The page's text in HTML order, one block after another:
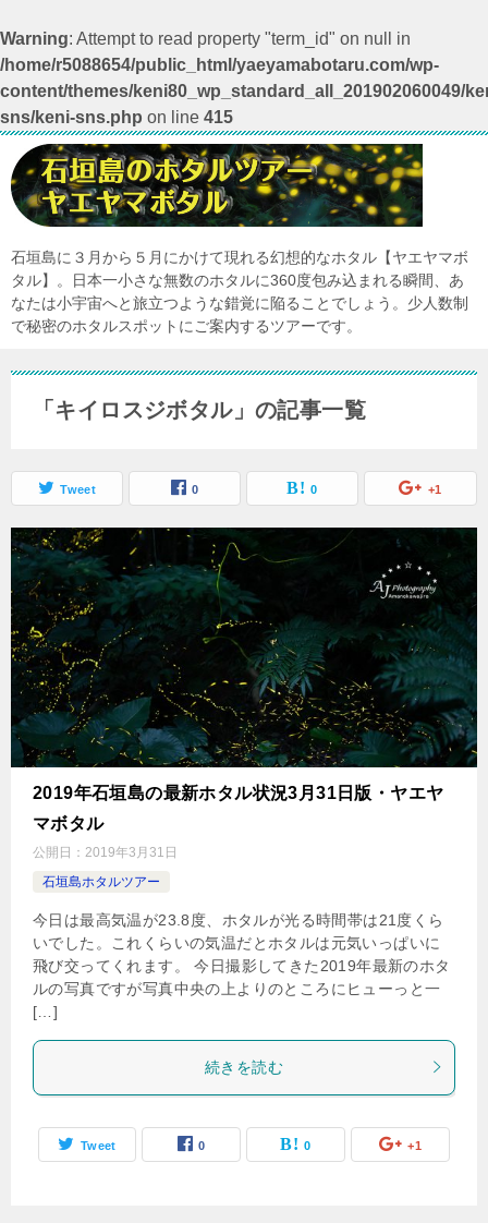
Warning: Attempt to read property "term_id" on null in
/home/r5088654/public_html/yaeyamabotaru.com/wp-
content/themes/keni80_wp_standard_all_201902060049/
sns/keni-sns.php on line 415
石垣島に３月から５月にかけて現れる幻想的なホタル【ヤエヤマボ
タル】。日本一小さな無数のホタルに360度包み込まれる瞬間、あ
なたは小宇宙へと旅立つような錯覚に陥ることでしょう。少人数制
で秘密のホタルスポットにご案内するツアーです。
「キイロスジボタル」の記事一覧
Tweet 0 0 +1
2019年石垣島の最新ホタル状況3月31日版・ヤエヤ
マボタル
公開日： 2019年3月31日
石垣島ホタルツアー
今日は最高気温が23.8度、ホタルが光る時間帯は21度くら
いでした。これくらいの気温だとホタルは元気いっぱいに
飛び交ってくれます。 今日撮影してきた2019年最新のホタ
ルの写真ですが写真中央の上よりのところにヒューっと一
[…]
続きを読む
Tweet 0 0 +1